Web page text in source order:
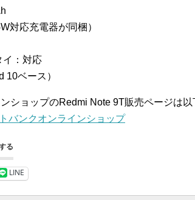
対応充電器が同梱）
イ：対応
10ベース）
ショップのRedmi Note 9T販売ページは以
バンクオンラインショップ
る
LINE